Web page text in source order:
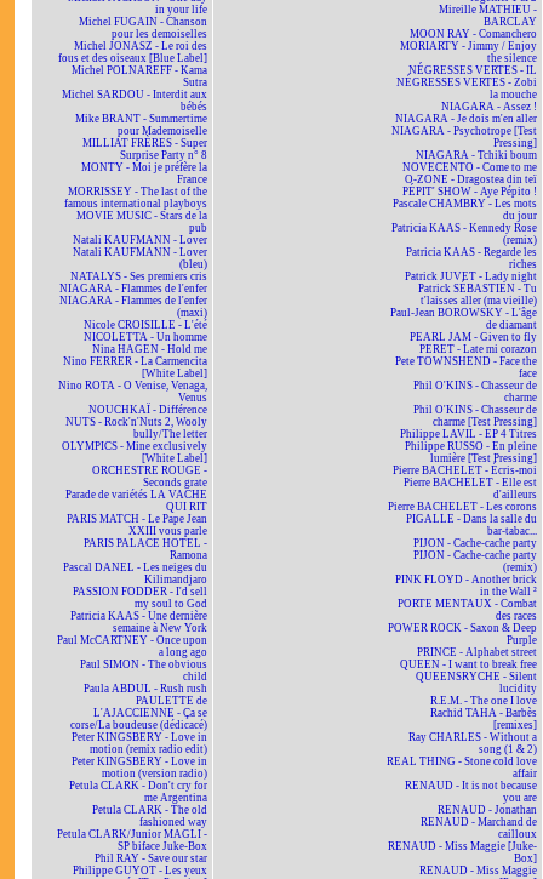
in your life
Michel FUGAIN - Chanson
pour les demoiselles
Michel JONASZ - Le roi des
fous et des oiseaux [Blue Label]
Michel POLNAREFF - Kama
Sutra
Michel SARDOU - Interdit aux
bébés
Mike BRANT - Summertime
pour Mademoiselle
MILLIAT FRÈRES - Super
Surprise Party n° 8
MONTY - Moi je préfère la
France
MORRISSEY - The last of the
famous international playboys
MOVIE MUSIC - Stars de la
pub
Natali KAUFMANN - Lover
Natali KAUFMANN - Lover
(bleu)
NATALYS - Ses premiers cris
NIAGARA - Flammes de l'enfer
NIAGARA - Flammes de l'enfer
(maxi)
Nicole CROISILLE - L'été
NICOLETTA - Un homme
Nina HAGEN - Hold me
Nino FERRER - La Carmencita
[White Label]
Nino ROTA - O Venise, Venaga,
Venus
NOUCHKAÏ - Différence
NUTS - Rock'n'Nuts 2, Wooly
bully/The letter
OLYMPICS - Mine exclusively
[White Label]
ORCHESTRE ROUGE -
Seconds grate
Parade de variétés LA VACHE
QUI RIT
PARIS MATCH - Le Pape Jean
XXIII vous parle
PARIS PALACE HOTEL -
Ramona
Pascal DANEL - Les neiges du
Kilimandjaro
PASSION FODDER - I'd sell
my soul to God
Patricia KAAS - Une dernière
semaine à New York
Paul McCARTNEY - Once upon
a long ago
Paul SIMON - The obvious
child
Paula ABDUL - Rush rush
PAULETTE de
L'AJACCIENNE - Ça se
corse/La boudeuse (dédicacé)
Peter KINGSBERY - Love in
motion (remix radio edit)
Peter KINGSBERY - Love in
motion (version radio)
Petula CLARK - Don't cry for
me Argentina
Petula CLARK - The old
fashioned way
Petula CLARK/Junior MAGLI -
SP biface Juke-Box
Phil RAY - Save our star
Philippe GUYOT - Les yeux
Mireille MATHIEU -
BARCLAY
MOON RAY - Comanchero
MORIARTY - Jimmy / Enjoy
the silence
NÉGRESSES VERTES - IL
NÉGRESSES VERTES - Zobi
la mouche
NIAGARA - Assez !
NIAGARA - Je dois m'en aller
NIAGARA - Psychotrope [Test
Pressing]
NIAGARA - Tchiki boum
NOVECENTO - Come to me
O-ZONE - Dragostea din teï
PÉPIT' SHOW - Aye Pépito !
Pascale CHAMBRY - Les mots
du jour
Patricia KAAS - Kennedy Rose
(remix)
Patricia KAAS - Regarde les
riches
Patrick JUVET - Lady night
Patrick SÉBASTIEN - Tu
t'laisses aller (ma vieille)
Paul-Jean BOROWSKY - L'âge
de diamant
PEARL JAM - Given to fly
PERET - Late mi corazon
Pete TOWNSHEND - Face the
face
Phil O'KINS - Chasseur de
charme
Phil O'KINS - Chasseur de
charme [Test Pressing]
Philippe LAVIL - EP 4 Titres
Philippe RUSSO - En pleine
lumière [Test Pressing]
Pierre BACHELET - Écris-moi
Pierre BACHELET - Elle est
d'ailleurs
Pierre BACHELET - Les corons
PIGALLE - Dans la salle du
bar-tabac...
PIJON - Cache-cache party
PIJON - Cache-cache party
(remix)
PINK FLOYD - Another brick
in the Wall ²
PORTE MENTAUX - Combat
des races
POWER ROCK - Saxon & Deep
Purple
PRINCE - Alphabet street
QUEEN - I want to break free
QUEENSRYCHE - Silent
lucidity
R.E.M. - The one I love
Rachid TAHA - Barbès
[remixes]
Ray CHARLES - Without a
song (1 & 2)
REAL THING - Stone cold love
affair
RENAUD - It is not because
you are
RENAUD - Jonathan
RENAUD - Marchand de
cailloux
RENAUD - Miss Maggie [Juke-
Box]
RENAUD - Miss Maggie